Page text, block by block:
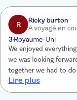
R
Ricky burton
A voyagé en
3 Royaume-Uni
We enjoyed
we was looking
together we had to
because they was
us they didn't so it
Lire plus